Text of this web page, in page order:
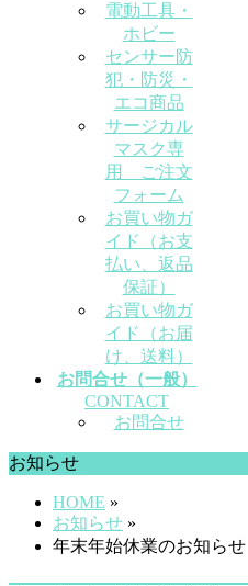
電動工具・
ホビー
センサー防
犯・防災・
エコ商品
サージカル
マスク専
用 ご注文
フォーム
お買い物ガ
イド（お支
払い、返品
保証）
お買い物ガ
イド（お届
け、送料）
お問合せ（一般）
CONTACT
お問合せ
お知らせ
HOME »
お知らせ »
年末年始休業のお知らせ